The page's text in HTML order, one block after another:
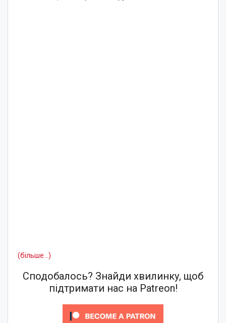
(більше…)
Сподобалось? Знайди хвилинку, щоб
підтримати нас на Patreon!